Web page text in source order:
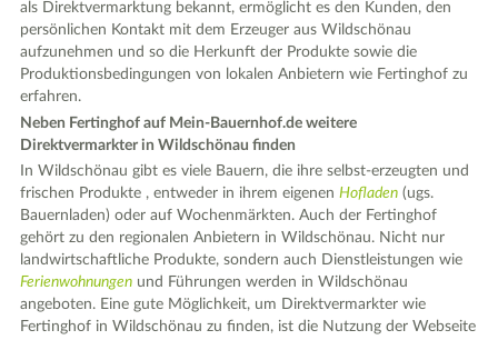
als Direktvermarktung bekannt, ermöglicht es den Kunden, den
persönlichen Kontakt mit dem Erzeuger aus Wildschönau
aufzunehmen und so die Herkunft der Produkte sowie die
Produktionsbedingungen von lokalen Anbietern wie Fertinghof zu
erfahren.
Neben Fertinghof auf Mein-Bauernhof.de weitere
Direktvermarkter in Wildschönau finden
In Wildschönau gibt es viele Bauern, die ihre selbst-erzeugten und
frischen Produkte , entweder in ihrem eigenenHofladen (ugs.
Bauernladen) oder auf Wochenmärkten. Auch der Fertinghof
gehört zu den regionalen Anbietern in Wildschönau. Nicht nur
landwirtschaftliche Produkte, sondern auch Dienstleistungen wie
Ferienwohnungen und Führungen werden in Wildschönau
angeboten. Eine gute Möglichkeit, um Direktvermarkter wie
Fertinghof in Wildschönau zu finden, ist die Nutzung der Webseite